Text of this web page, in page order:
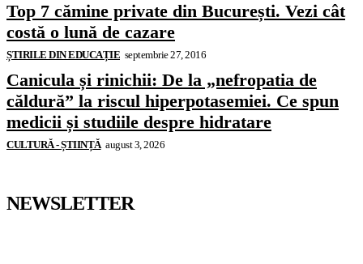
Top 7 cămine private din București. Vezi cât
costă o lună de cazare
ȘTIRILE DIN EDUCAȚIE septembrie 27, 2016
Canicula și rinichii: De la „nefropatia de
căldură” la riscul hiperpotasemiei. Ce spun
medicii și studiile despre hidratare
CULTURĂ - ȘTIINȚĂ august 3, 2026
NEWSLETTER